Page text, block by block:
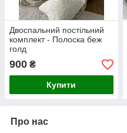
Двоспальний постільний
комплект - Полоска беж
голд
900 ₴
Купити
Про нас